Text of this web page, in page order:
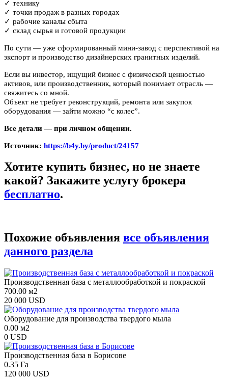
✓ технику
✓ точки продаж в разных городах
✓ рабочие каналы сбыта
✓ склад сырья и готовой продукции
По сути — уже сформированный мини-завод с перспективой на
экспорт и производство дизайнерских гранитных изделий.
Если вы инвестор, ищущий бизнес с физической ценностью
активов, или производственник, который понимает отрасль —
свяжитесь со мной.
Объект не требует реконструкций, ремонта или закупок
оборудования — зайти можно “с колес”.
Все детали — при личном общении.
Источник: https://b4y.by/product/24157
Хотите купить бизнес, но не знаете
какой? Закажите услугу брокера
бесплатно.
Похожие объявления все объявления
данного раздела
Производственная база с металлообработкой и покраской
700.00 м2
20 000 USD
Оборудование для производства твердого мыла
0.00 м2
0 USD
Производственная база в Борисове
0.35 Га
120 000 USD